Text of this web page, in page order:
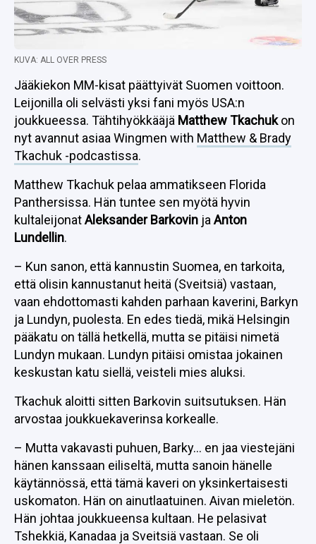
KUVA: ALL OVER PRESS
Jääkiekon MM-kisat päättyivät Suomen voittoon.
Leijonilla oli selvästi yksi fani myös USA:n
joukkueessa. Tähtihyökkääjä Matthew Tkachukon
nyt avannut asiaa Wingmen with Matthew & Brady
Tkachuk -podcastissa.
Matthew Tkachuk pelaa ammatikseen Florida
Panthersissa. Hän tuntee sen myötä hyvin
kultaleijonatAleksander Barkovin ja Anton
Lundellin.
– Kun sanon, että kannustin Suomea, en tarkoita,
että olisin kannustanut heitä (Sveitsiä) vastaan,
vaan ehdottomasti kahden parhaan kaverini, Barkyn
ja Lundyn, puolesta. En edes tiedä, mikä Helsingin
pääkatu on tällä hetkellä, mutta se pitäisi nimetä
Lundyn mukaan. Lundyn pitäisi omistaa jokainen
keskustan katu siellä, veisteli mies aluksi.
Tkachuk aloitti sitten Barkovin suitsutuksen. Hän
arvostaa joukkuekaverinsa korkealle.
– Mutta vakavasti puhuen, Barky… en jaa viestejäni
hänen kanssaan eiliseltä, mutta sanoin hänelle
käytännössä, että tämä kaveri on yksinkertaisesti
uskomaton. Hän on ainutlaatuinen. Aivan mieletön.
Hän johtaa joukkueensa kultaan. He pelasivat
Tshekkiä, Kanadaa ja Sveitsiä vastaan. Se oli